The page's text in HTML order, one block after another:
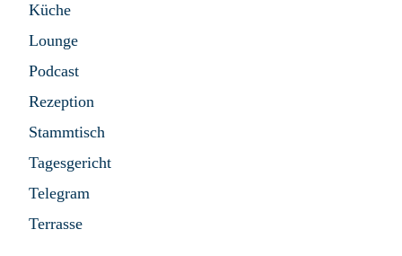
Küche
Lounge
Podcast
Rezeption
Stammtisch
Tagesgericht
Telegram
Terrasse